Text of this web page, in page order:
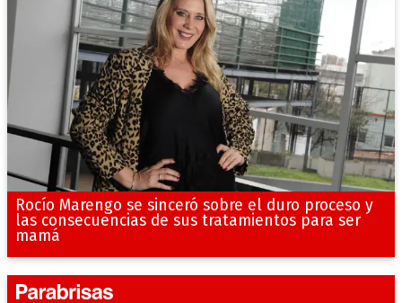
Rocío Marengo se sinceró sobre el duro proceso y
las consecuencias de sus tratamientos para ser
mamá